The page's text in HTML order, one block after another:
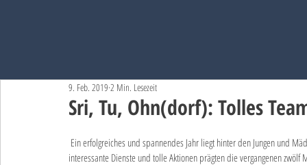
Sri, Tu, Ohn(dorf): Tolles
9. Feb. 2019 2 Min. Lesezeit
interessante Dienste und tolle Aktionen prägten die vergangenen